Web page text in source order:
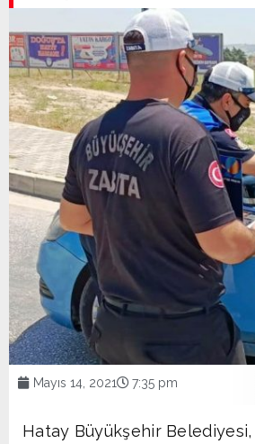
Mayıs 14, 2021 7:35 pm
Hatay Büyükşehir Belediyesi,